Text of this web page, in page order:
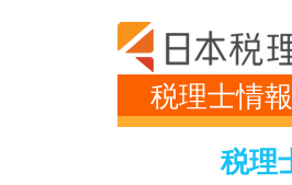
税理士情
税理